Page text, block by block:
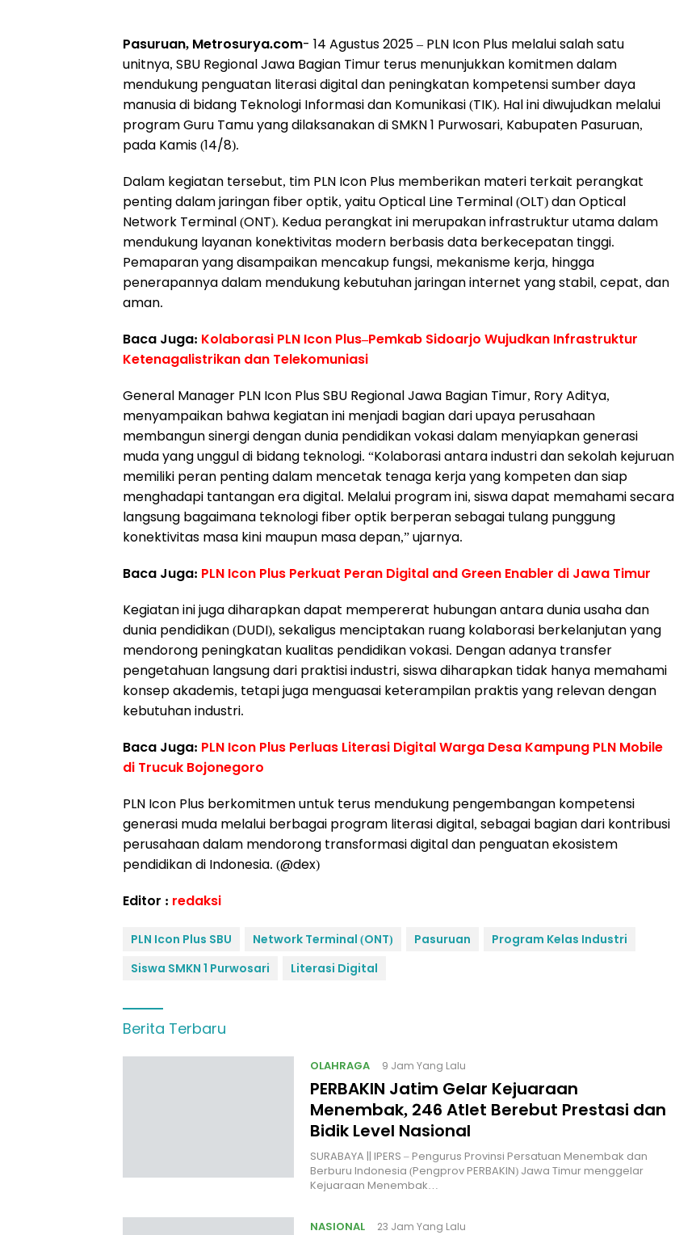
Pasuruan, Metrosurya.com- 14 Agustus 2025 – PLN Icon Plus melalui salah satu
unitnya, SBU Regional Jawa Bagian Timur terus menunjukkan komitmen dalam
mendukung penguatan literasi digital dan peningkatan kompetensi sumber daya
manusia di bidang Teknologi Informasi dan Komunikasi (TIK). Hal ini diwujudkan melalui
program Guru Tamu yang dilaksanakan di SMKN 1 Purwosari, Kabupaten Pasuruan,
pada Kamis (14/8).
Dalam kegiatan tersebut, tim PLN Icon Plus memberikan materi terkait perangkat
penting dalam jaringan fiber optik, yaitu Optical Line Terminal (OLT) dan Optical
Network Terminal (ONT). Kedua perangkat ini merupakan infrastruktur utama dalam
mendukung layanan konektivitas modern berbasis data berkecepatan tinggi.
Pemaparan yang disampaikan mencakup fungsi, mekanisme kerja, hingga
penerapannya dalam mendukung kebutuhan jaringan internet yang stabil, cepat, dan
aman.
Baca Juga: Kolaborasi PLN Icon Plus–Pemkab Sidoarjo Wujudkan Infrastruktur
Ketenagalistrikan dan Telekomuniasi
General Manager PLN Icon Plus SBU Regional Jawa Bagian Timur, Rory Aditya,
menyampaikan bahwa kegiatan ini menjadi bagian dari upaya perusahaan
membangun sinergi dengan dunia pendidikan vokasi dalam menyiapkan generasi
muda yang unggul di bidang teknologi. “Kolaborasi antara industri dan sekolah kejuruan
memiliki peran penting dalam mencetak tenaga kerja yang kompeten dan siap
menghadapi tantangan era digital. Melalui program ini, siswa dapat memahami secara
langsung bagaimana teknologi fiber optik berperan sebagai tulang punggung
konektivitas masa kini maupun masa depan,” ujarnya.
Baca Juga: PLN Icon Plus Perkuat Peran Digital and Green Enabler di Jawa Timur
Kegiatan ini juga diharapkan dapat mempererat hubungan antara dunia usaha dan
dunia pendidikan (DUDI), sekaligus menciptakan ruang kolaborasi berkelanjutan yang
mendorong peningkatan kualitas pendidikan vokasi. Dengan adanya transfer
pengetahuan langsung dari praktisi industri, siswa diharapkan tidak hanya memahami
konsep akademis, tetapi juga menguasai keterampilan praktis yang relevan dengan
kebutuhan industri.
Baca Juga: PLN Icon Plus Perluas Literasi Digital Warga Desa Kampung PLN Mobile
di Trucuk Bojonegoro
PLN Icon Plus berkomitmen untuk terus mendukung pengembangan kompetensi
generasi muda melalui berbagai program literasi digital, sebagai bagian dari kontribusi
perusahaan dalam mendorong transformasi digital dan penguatan ekosistem
pendidikan di Indonesia. (@dex)
Editor : redaksi
PLN Icon Plus SBU Network Terminal (ONT) Pasuruan
Program Kelas Industri
Siswa SMKN 1 Purwosari
Literasi Digital
Berita Terbaru
OLAHRAGA 9 Jam Yang Lalu
PERBAKIN Jatim Gelar Kejuaraan
Menembak, 246 Atlet Berebut Prestasi dan
Bidik Level Nasional
SURABAYA || IPERS – Pengurus Provinsi Persatuan Menembak dan
Berburu Indonesia (Pengprov PERBAKIN) Jawa Timur menggelar
Kejuaraan Menembak…
NASIONAL 23 Jam Yang Lalu